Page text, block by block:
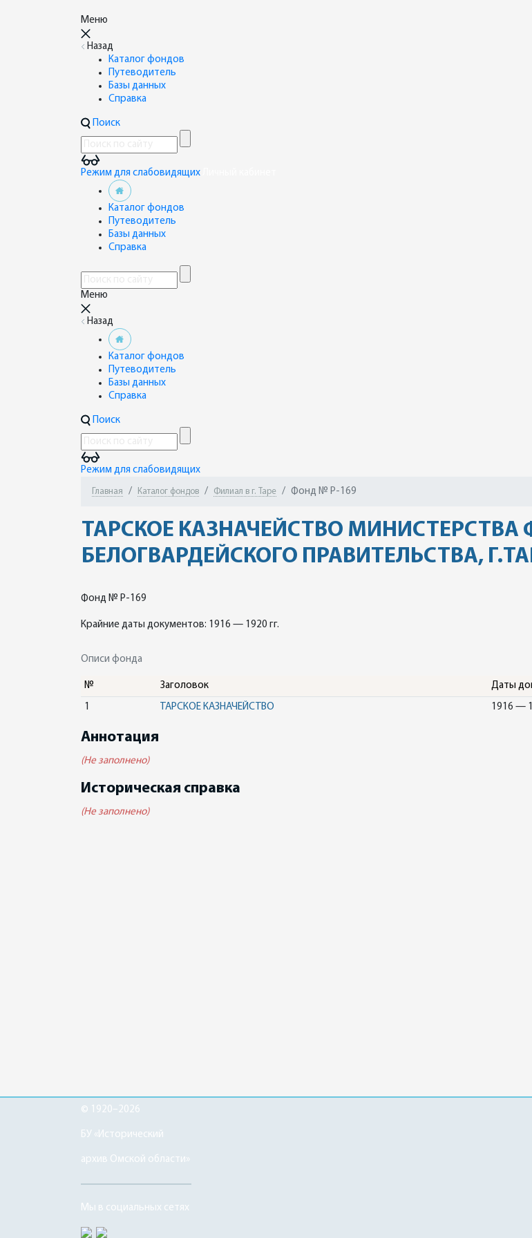
Меню
Назад
Каталог фондов
Путеводитель
Базы данных
Справка
Поиск
Режим для слабовидящих
Каталог фондов
Путеводитель
Базы данных
Справка
Меню
Назад
Каталог фондов
Путеводитель
Базы данных
Справка
Поиск
Режим для слабовидящих
Главная Каталог фондов Филиал в г. Таре Фонд № Р-169
ТАРСКОЕ КАЗНАЧЕЙСТВО
БЕЛОГВАРДЕЙСКОГО ПРАВИТЕЛЬСТВА,
Фонд № Р-169
Крайние даты документов: 1916 — 1920 гг.
Описи фонда
№ Заголовок Даты
1 ТАРСКОЕ КАЗНАЧЕЙСТВО 1916 —
Аннотация
(Не заполнено)
Историческая справка
(Не заполнено)
© 1920–2026
БУ «Исторический
архив Омской области»
Мы в социальных сетях